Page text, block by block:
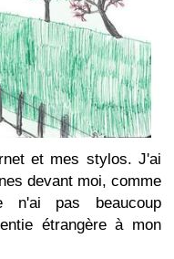
et mes stylos. J'ai
devant moi, comme
pas beaucoup
étrangère à mon